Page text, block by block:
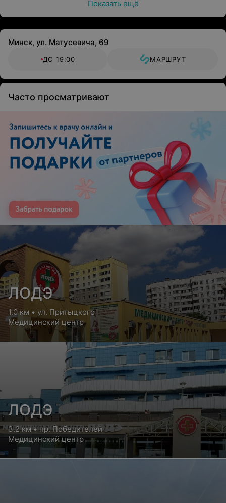
Показать ещё
Минск, ул. Матусевича, 69
ДО 19:00 МАРШРУТ
Часто просматривают
ЛОДЭ
1.0 км • ул. Притыцкого
Медицинский центр
ЛОДЭ
3.2 км • пр. Победителей
Медицинский центр